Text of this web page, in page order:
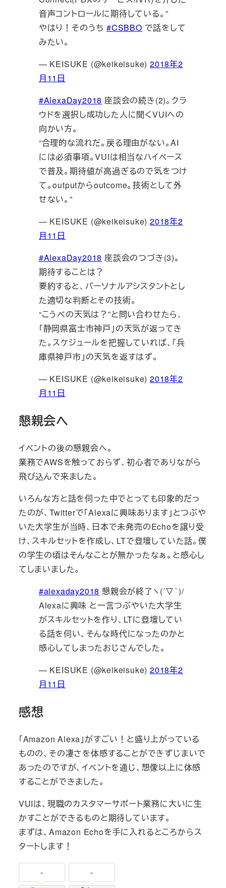
音声コントロールに期待している。”
やはり！そのうち #CSBBO で話をして
みたい。
— KEISUKE (@keikeisuke) 2018年2
月11日
#AlexaDay2018 座談会の続き(2)。クラ
ウドを選択し成功した人に聞くVUIへの
向かい方。
“合理的な流れだ。戻る理由がない。AI
には必須事項。VUIは相当なハイペース
で普及。期待値が高過ぎるので気をつけ
て。outputからoutcome。技術として外
せない。”
— KEISUKE (@keikeisuke) 2018年2
月11日
#AlexaDay2018 座談会のつづき(3)。
期待することは？
要約すると、パーソナルアシスタントとし
た適切な判断とその技術。
“こうべの天気は？”と問い合わせたら、
「静岡県富士市神戸」の天気が返ってき
た。スケジュールを把握していれば、「兵
庫県神戸市」の天気を返すはず。
— KEISUKE (@keikeisuke) 2018年2
月11日
懇親会へ
イベントの後の懇親会へ。
業務でAWSを触っておらず、初心者でありながら
飛び込んで来ました。
いろんな方と話を伺った中でとっても印象的だっ
たのが、Twitterで「Alexaに興味あります」とつぶや
いた大学生が当時、日本で未発売のEchoを譲り受
け、スキルセットを作成し、LTで登壇していた話。僕
の学生の頃はそんなことが無かったなぁ。と感心し
てしまいました。
#alexaday2018 懇親会が終了ヽ(´▽｀)/
Alexaに興味 と一言つぶやいた大学生
がスキルセットを作り、LTに登壇してい
る話を伺い、そんな時代になったのかと
感心してしまったおじさんでした。
— KEISUKE (@keikeisuke) 2018年2
月11日
感想
「Amazon Alexa」がすごい！と盛り上がっている
ものの、その凄さを体感することができずじまいで
あったのですが、イベントを通じ、想像以上に体感
することができました。
VUIは、現職のカスタマーサポート業務に大いに生
かすことができるものと期待しています。
まずは、Amazon Echoを手に入れるところからス
タートします！
- -